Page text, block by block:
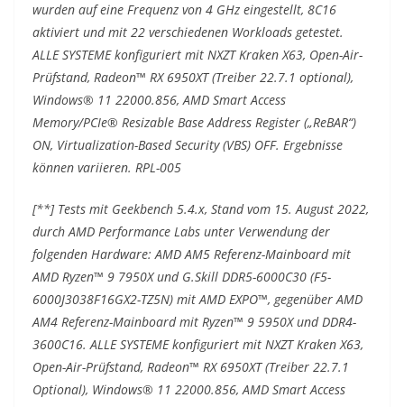
wurden auf eine Frequenz von 4 GHz eingestellt, 8C16
aktiviert und mit 22 verschiedenen Workloads getestet.
ALLE SYSTEME konfiguriert mit NXZT Kraken X63, Open-Air-
Prüfstand, Radeon™ RX 6950XT (Treiber 22.7.1 optional),
Windows® 11 22000.856, AMD Smart Access
Memory/PCIe® Resizable Base Address Register („ReBAR“)
ON, Virtualization-Based Security (VBS) OFF. Ergebnisse
können variieren. RPL-005
[**] Tests mit Geekbench 5.4.x, Stand vom 15. August 2022,
durch AMD Performance Labs unter Verwendung der
folgenden Hardware: AMD AM5 Referenz-Mainboard mit
AMD Ryzen™ 9 7950X und G.Skill DDR5-6000C30 (F5-
6000J3038F16GX2-TZ5N) mit AMD EXPO™, gegenüber AMD
AM4 Referenz-Mainboard mit Ryzen™ 9 5950X und DDR4-
3600C16. ALLE SYSTEME konfiguriert mit NXZT Kraken X63,
Open-Air-Prüfstand, Radeon™ RX 6950XT (Treiber 22.7.1
Optional), Windows® 11 22000.856, AMD Smart Access